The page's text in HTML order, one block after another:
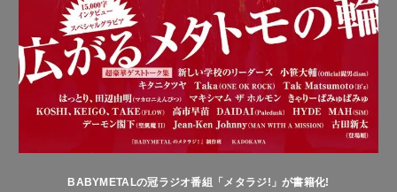
BABYMETALの冠ラジオ番組「メタラジ!」が書籍化!